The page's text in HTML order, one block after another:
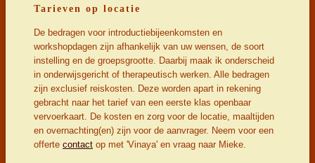
Tarieven op locatie
De bedragen voor introductiebijeenkomsten en
workshopdagen zijn afhankelijk van uw wensen, de soort
instelling en de groepsgrootte. Daarbij maak ik onderscheid
in onderwijsgericht of therapeutisch werken. Alle bedragen
zijn exclusief reiskosten. Deze worden apart in rekening
gebracht naar het tarief van een eerste klas openbaar
vervoerkaart. De kosten en zorg voor de locatie, maaltijden
en overnachting(en) zijn voor de aanvrager. Neem voor een
offerte contact op met 'Vinaya' en vraag naar Mieke.